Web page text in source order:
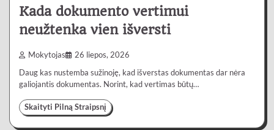
3 min 0
Kada dokumento vertimui
neužtenka vien išversti
Mokytojas 26 liepos, 2026
Daug kas nustemba sužinoję, kad išverstas dokumentas dar nėra
galiojantis dokumentas. Norint, kad vertimas būtų…
Skaityti Pilną Straipsnį